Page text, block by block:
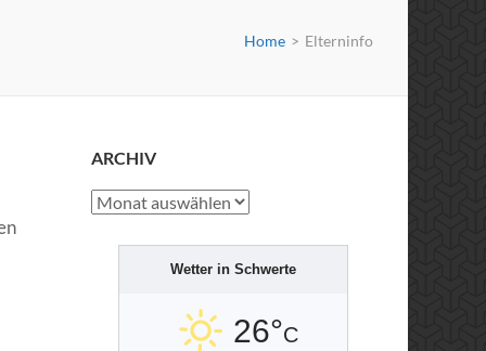
Home > Elterninfo
ARCHIV
Archiv
Wetter in Schwerte
26°C